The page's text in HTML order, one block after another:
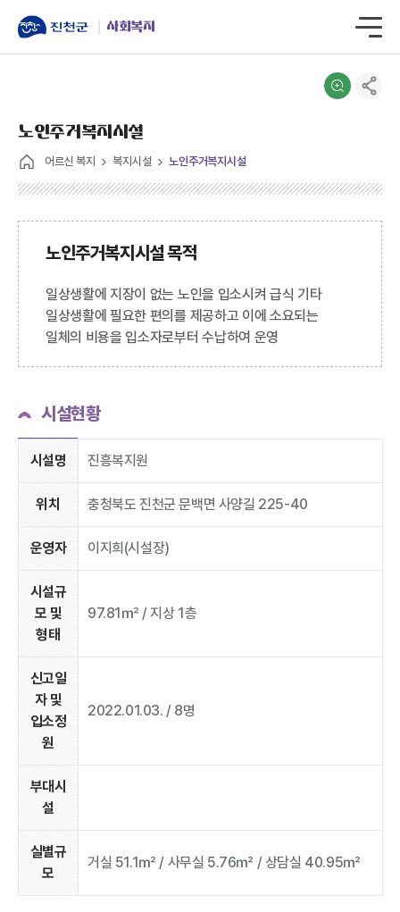
사회복지
어르신 복지 복지시설 노인주거복지시설
노인주거복지시설
노인주거복지시설 목적
일상생활에 지장이 없는 노인을 입소시켜 급식 기타
일상생활에 필요한 편의를 제공하고 이에 소요되는
일체의 비용을 입소자로부터 수납하여 운영
시설현황
시설명 진흥복지원
위치 충청북도 진천군 문백면 사양길 225-40
운영자 이지희(시설장)
시설규
모 및
형태
97.81㎡ / 지상 1층
신고일
자 및
입소정
원
2022.01.03. / 8명
부대시
설
실별규
모
거실 51.1㎡ / 사무실 5.76㎡ / 상담실 40.95㎡